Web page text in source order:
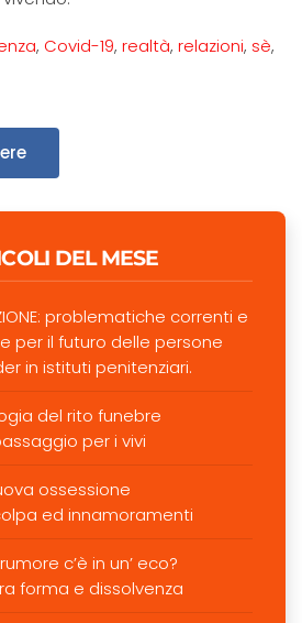
, Covid-19, realtà, relazioni, sè,
DEL MESE
problematiche correnti e
per il futuro delle persone
in istituti penitenziari.
del rito funebre
per i vivi
ossessione
ed innamoramenti
c’è in un’ eco?
forma e dissolvenza